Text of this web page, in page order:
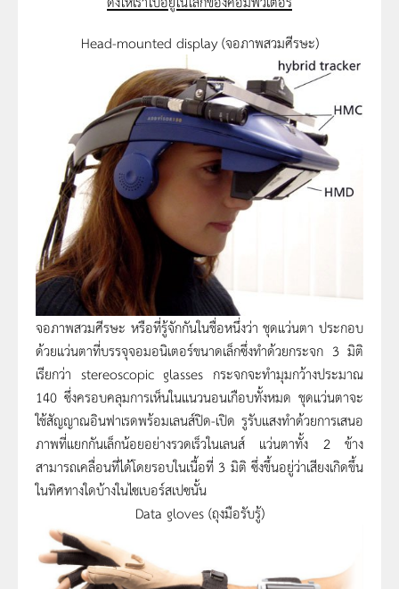
Head-mounted display (จอภาพสวมศีรษะ)
จอภาพสวมศีรษะ หรือที่รู้จักกันในชื่อหนึ่งว่า ชุดแว่นตา ประกอบ
ด้วยแว่นตาที่บรรจุจอมอนิเตอร์ขนาดเล็กซึ่งทำด้วยกระจก 3 มิติ
เรียกว่า stereoscopic glasses กระจกจะทำมุมกว้างประมาณ
140 ซึ่งครอบคลุมการเห็นในแนวนอนเกือบทั้งหมด ชุดแว่นตาจะ
ใช้สัญญาณอินฟาเรดพร้อมเลนส์ปิด-เปิด รูรับแสงทำด้วยการเสนอ
ภาพที่แยกกันเล็กน้อยอย่างรวดเร็วในเลนส์ แว่นตาทั้ง 2ข้าง
สามารถเคลื่อนที่ได้โดยรอบในเนื้อที่ 3 มิติ ซึ่งขึ้นอยู่ว่าเสียงเกิดขึ้น
ในทิศทางใดบ้างในไซเบอร์สเปซนั้น
Data gloves (ถุงมือรับรู้)